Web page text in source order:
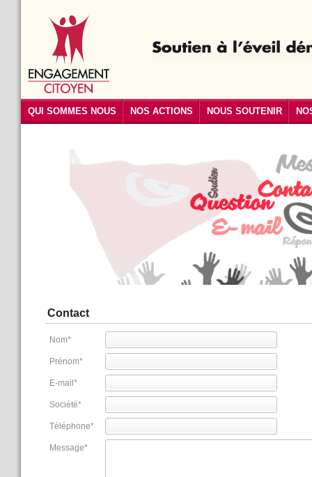
QUI SOMMES NOUS NOS ACTIONS NOUS SOUTENIR
Contact
Nom*
Prénom*
E-mail *
Société*
Téléphone*
Message*